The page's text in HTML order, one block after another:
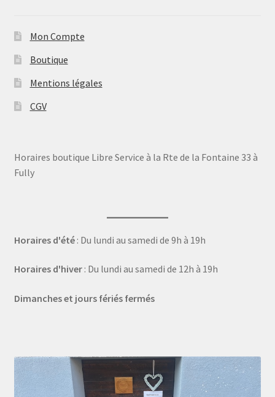
Mon Compte
Boutique
Mentions légales
CGV
Horaires boutique Libre Service à la Rte de la Fontaine 33 à
Fully
Horaires d'été: Du lundi au samedi de 9h à 19h
Horaires d'hiver: Du lundi au samedi de 12h à 19h
Dimanches et jours fériés fermés